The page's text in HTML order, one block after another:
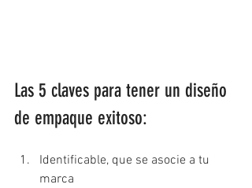
Las 5 claves para tener un diseño
de empaque exitoso:
Identificable, que se asocie a tu
marca